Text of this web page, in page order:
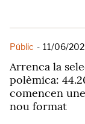
Públic - 11/06/
Arrenca la
polèmica:
comencen
nou format